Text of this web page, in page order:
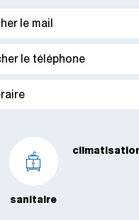
le mail
le téléphone
sanitaire